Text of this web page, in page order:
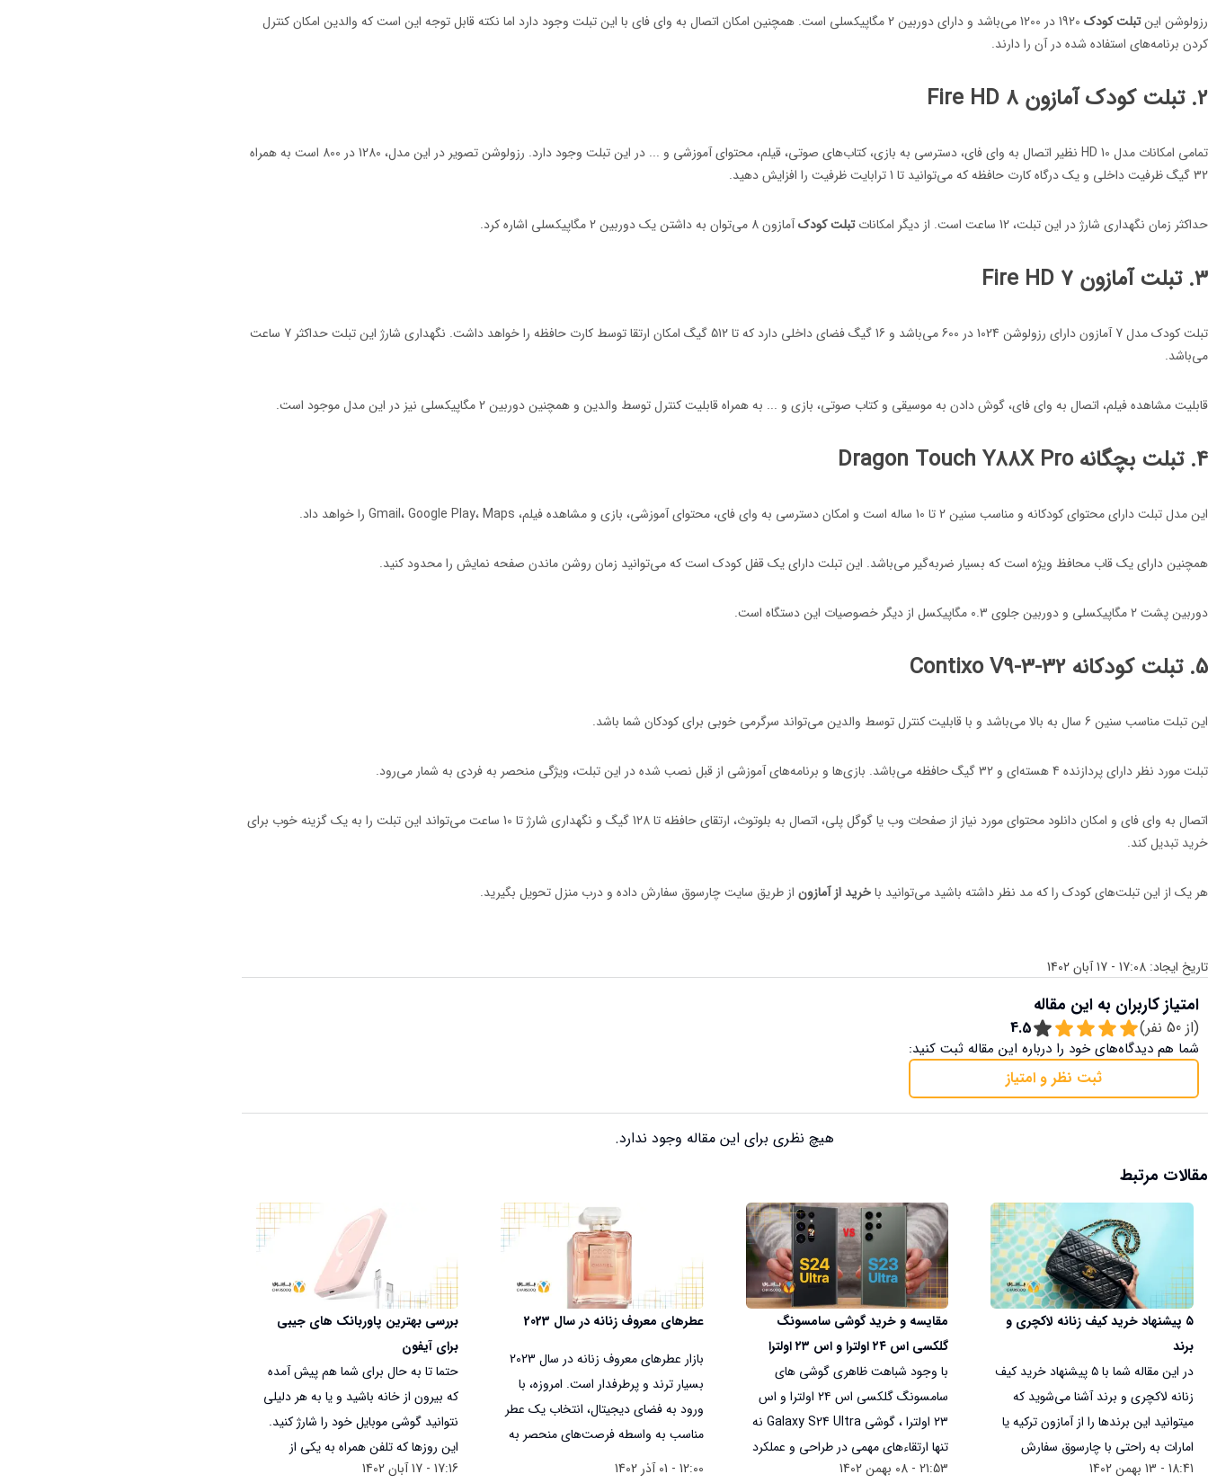
رزولوشن اینتبلت کودک
1920 در 1200 می‌باشد و دارای دوربین 2 مگاپیکسلی است. همچنین امکان اتصال به وای فای با این تبلت وجود دارد اما نکته قابل توجه این است که والدین امکان کنترل
کردن برنامه‌های استفاده شده در آن را دارند.
2. تبلت کودک آمازون Fire HD 8
تمامی امکانات مدل HD 10 نظیر اتصال به وای فای، دسترسی به بازی، کتاب‌های صوتی، قیلم، محتوای آموزشی و ... در این تبلت وجود دارد. رزولوشن تصویر در این مدل، 1280 در 800 است به همراه
32 گیگ ظرفیت داخلی و یک درگاه کارت حافظه که می‌توانید تا 1 ترابایت ظرفیت را افزایش دهید.
حداکثر زمان نگهداری شارژ در این تبلت، 12 ساعت است. از دیگر امکانات تبلت کودکآمازون 8 می‌توان به داشتن یک دوربین 2 مگاپیکسلی اشاره کرد.
3. تبلت آمازون Fire HD 7
تبلت کودک مدل 7 آمازون دارای رزولوشن 1024 در 600 می‌باشد و 16 گیگ فضای داخلی دارد که تا 512 گیگ امکان ارتقا توسط کارت حافظه را خواهد داشت. نگهداری شارژ این تبلت حداکثر 7 ساعت
می‌باشد.
قابلیت مشاهده فیلم، اتصال به وای فای، گوش دادن به موسیقی و کتاب صوتی، بازی و ... به همراه قابلیت کنترل توسط والدین و همچنین دوربین 2 مگاپیکسلی نیز در این مدل موجود است.
4. تبلت بچگانه Dragon Touch Y88X Pro
این مدل تبلت دارای محتوای کودکانه و مناسب سنین 2 تا 10 ساله است و امکان دسترسی به وای فای، محتوای آموزشی، بازی و مشاهده فیلم، Gmail، Google Play، Maps را خواهد داد.
همچنین دارای یک قاب محافظ ویژه است که بسیار ضربه‌گیر می‌باشد. این تبلت دارای یک قفل کودک است که می‌توانید زمان روشن ماندن صفحه نمایش را محدود کنید.
دوربین پشت 2 مگاپیکسلی و دوربین جلوی 0.3 مگاپیکسل از دیگر خصوصیات این دستگاه است.
5. تبلت کودکانه Contixo V9-3-32
این تبلت مناسب سنین 6 سال به بالا می‌باشد و با قابلیت کنترل توسط والدین می‌تواند سرگرمی خوبی برای کودکان شما باشد.
تبلت مورد نظر دارای پردازنده 4 هسته‌ای و 32 گیگ حافظه می‌باشد. بازی‌ها و برنامه‌های آموزشی از قبل نصب شده در این تبلت، ویژگی منحصر به فردی به شمار می‌رود.
اتصال به وای فای و امکان دانلود محتوای مورد نیاز از صفحات وب یا گوگل پلی، اتصال به بلوتوث، ارتقای حافظه تا 128 گیگ و نگهداری شارژ تا 10 ساعت می‌تواند این تبلت را به یک گزینه خوب برای
خرید تبدیل کند.
هر یک از این تبلت‌های کودک را که مد نظر داشته باشید می‌توانید باخرید از آمازون از طریق سایت چارسوق سفارش داده و درب منزل تحویل بگیرید.
تاریخ ایجاد: 17:08 - 17 آبان 1402
امتیاز کاربران به این مقاله
(از 50 نفر) 4.5
شما هم دیدگاه‌های خود را درباره این مقاله ثبت کنید:
ثبت نظر و امتیاز
هیچ نظری برای این مقاله وجود ندارد.
مقالات مرتبط
۵ پیشنهاد خرید کیف زنانه لاکچری و
برند
در این مقاله شما با ۵ پیشنهاد خرید کیف
زنانه لاکچری و برند آشنا می‌شوید که
میتوانید این برندها را از آمازون ترکیه یا
امارات به راحتی با چارسوق سفارش
دهید. تمامی کیف‌ها اصل و اورجینال
18:41 - 13 بهمن 1402
مقایسه و خرید گوشی سامسونگ
گلکسی اس ۲۴ اولترا و اس ۲۳ اولترا
اصل کره
با وجود شباهت ظاهری گوشی های
سامسونگ گلکسی اس ۲۴ اولترا و اس
۲۳ اولترا ، گوشی Galaxy S24 Ultra نه
تنها ارتقاء‌های مهمی در طراحی و عملکرد
دارد، بلکه با امکانات هوش مصنوعی و
21:53 - 08 بهمن 1402
عطرهای معروف زنانه در سال 2023
بازار عطرهای معروف زنانه در سال 2023
بسیار ترند و پرطرفدار است. امروزه، با
ورود به فضای دیجیتال، انتخاب یک عطر
مناسب به واسطه‌ فرصت‌های منحصر به
فرد خرید آنلاین، به یک تجربه‌
12:00 - 01 آذر 1402
بررسی بهترین پاوربانک های جیبی
برای آیفون
حتما تا به حال برای شما هم پیش آمده
که بیرون از خانه باشید و یا به هر دلیلی
نتوانید گوشی موبایل خود را شارژ کنید.
این روزها که تلفن همراه به یکی از
ضروری‌ترین وسایل تبدیل شده است
17:16 - 17 آبان 1402